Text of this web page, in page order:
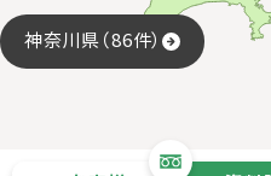
神奈川県（86件）